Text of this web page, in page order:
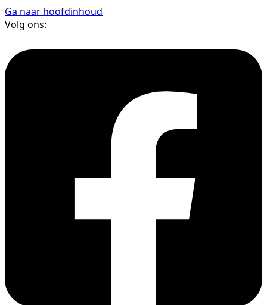
Ga naar hoofdinhoud
Volg ons: